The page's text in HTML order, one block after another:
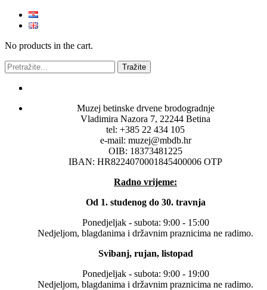
No products in the cart.
Muzej betinske drvene brodogradnje
Vladimira Nazora 7, 22244 Betina
tel: +385 22 434 105
e-mail: muzej@mbdb.hr
OIB: 18373481225
IBAN: HR8224070001845400006 OTP
Radno vrijeme:
Od 1. studenog do 30. travnja
Ponedjeljak - subota: 9:00 - 15:00
Nedjeljom, blagdanima i državnim praznicima ne radimo.
Svibanj, rujan, listopad
Ponedjeljak - subota: 9:00 - 19:00
Nedjeljom, blagdanima i državnim praznicima ne radimo.